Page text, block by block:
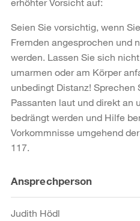
Seien Sie vorsichtig, wenn
Fremden angesprochen und
werden. Lassen Sie sich
umarmen oder am Körper
unbedingt Distanz! Sprechen
Passanten laut und direkt an
bedrängt werden und Hilfe
Vorkommnisse umgehend
117.
Weitere
Informationen
Ansprechperson
Judith Hödl